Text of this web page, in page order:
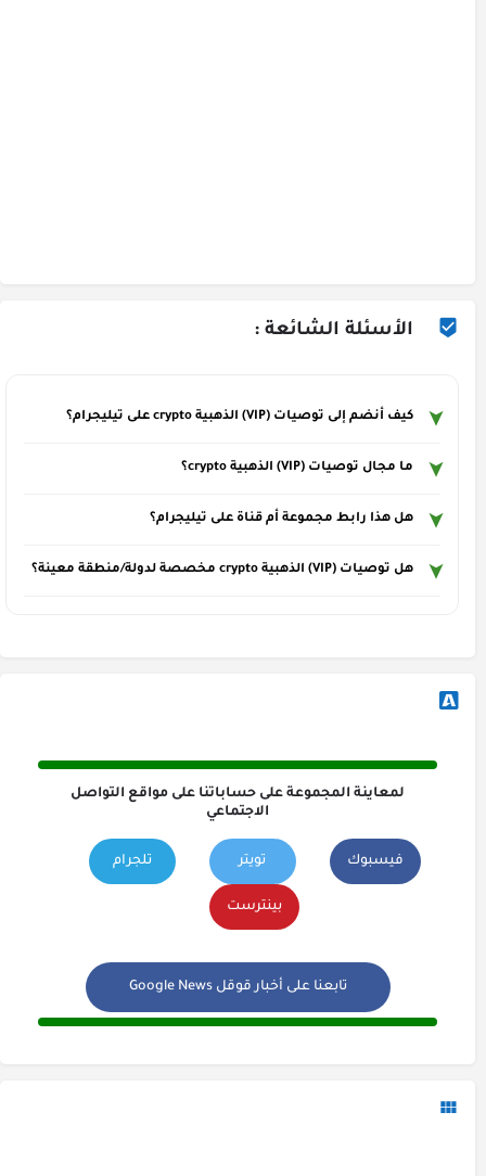
الأسئلة الشائعة :
كيف أنضم إلى توصيات (VIP) الذهبية crypto على تيليجرام؟
ما مجال توصيات (VIP) الذهبية crypto؟
هل هذا رابط مجموعة أم قناة على تيليجرام؟
هل توصيات (VIP) الذهبية crypto مخصصة لدولة/منطقة معينة؟
لمعاينة المجموعة على حساباتنا على مواقع التواصل
الاجتماعي
فيسبوك تويتر تلجرام
بينترست
تابعنا على أخبار قوقل Google News